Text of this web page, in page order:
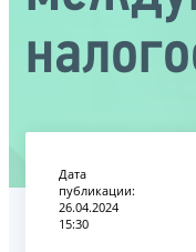
Дата
публикации:
26.04.2024
15:30